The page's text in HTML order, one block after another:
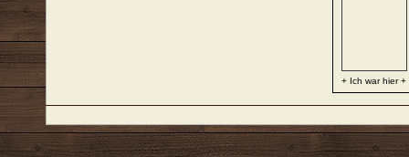
+ Ich war hier +